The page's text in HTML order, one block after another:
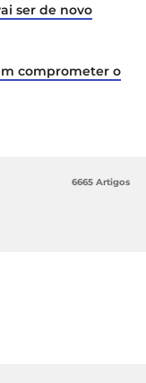
ser de novo
comprometer o
6665 Artigos